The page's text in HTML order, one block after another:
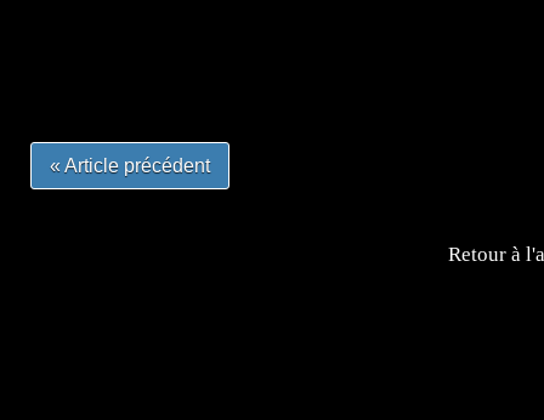
« Article précédent
Retour à